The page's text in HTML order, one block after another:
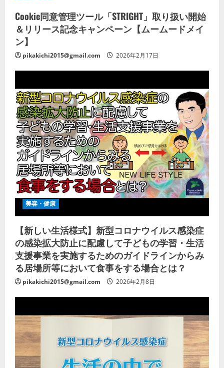
Cookie同意管理ツール「STRIGHT」取り扱い開始
＆リリース記念キャンペーン【ムームードメイ
ン】
pikakichi2015@gmail.com 2026年2月17日
美容・健康
【新しい生活様式】新型コロナウイルス感染症
の感染拡大防止に配慮して子どもの学習・生活
支援事業を実施するためのガイドラインからみ
る居場所等において食事をする場合とは？
pikakichi2015@gmail.com 2026年2月8日